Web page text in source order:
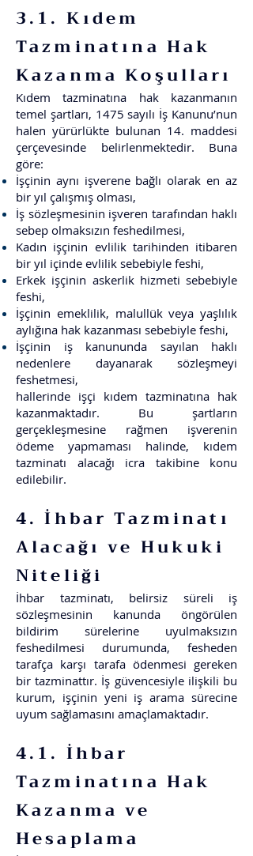
3.1. Kıdem
Tazminatına Hak
Kazanma Koşulları
Kıdem tazminatına hak kazanmanın
temel şartları, 1475 sayılı İş Kanunu’nun
halen yürürlükte bulunan 14. maddesi
çerçevesinde belirlenmektedir. Buna
göre:
İşçinin aynı işverene bağlı olarak en az
bir yıl çalışmış olması,
İş sözleşmesinin işveren tarafından haklı
sebep olmaksızın feshedilmesi,
Kadın işçinin evlilik tarihinden itibaren
bir yıl içinde evlilik sebebiyle feshi,
Erkek işçinin askerlik hizmeti sebebiyle
feshi,
İşçinin emeklilik, malullük veya yaşlılık
aylığına hak kazanması sebebiyle feshi,
İşçinin iş kanununda sayılan haklı
nedenlere dayanarak sözleşmeyi
feshetmesi,
hallerinde işçi kıdem tazminatına hak
kazanmaktadır. Bu şartların
gerçekleşmesine rağmen işverenin
ödeme yapmaması halinde, kıdem
tazminatı alacağı icra takibine konu
edilebilir.
4. İhbar Tazminatı
Alacağı ve Hukuki
Niteliği
İhbar tazminatı, belirsiz süreli iş
sözleşmesinin kanunda öngörülen
bildirim sürelerine uyulmaksızın
feshedilmesi durumunda, fesheden
tarafça karşı tarafa ödenmesi gereken
bir tazminattır. İş güvencesiyle ilişkili bu
kurum, işçinin yeni iş arama sürecine
uyum sağlamasını amaçlamaktadır.
4.1. İhbar
Tazminatına Hak
Kazanma ve
Hesaplama